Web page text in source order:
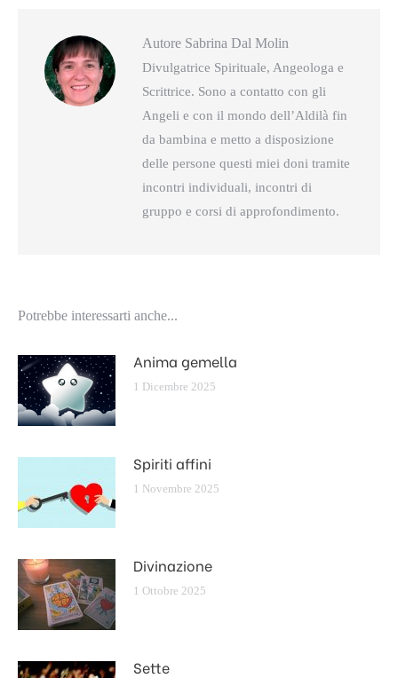
Autore Sabrina Dal Molin
Divulgatrice Spirituale, Angeologa e
Scrittrice. Sono a contatto con gli
Angeli e con il mondo dell’Aldilà fin
da bambina e metto a disposizione
delle persone questi miei doni tramite
incontri individuali, incontri di
gruppo e corsi di approfondimento.
Potrebbe interessarti anche...
Anima gemella
1 Dicembre 2025
Spiriti affini
1 Novembre 2025
Divinazione
1 Ottobre 2025
Sette